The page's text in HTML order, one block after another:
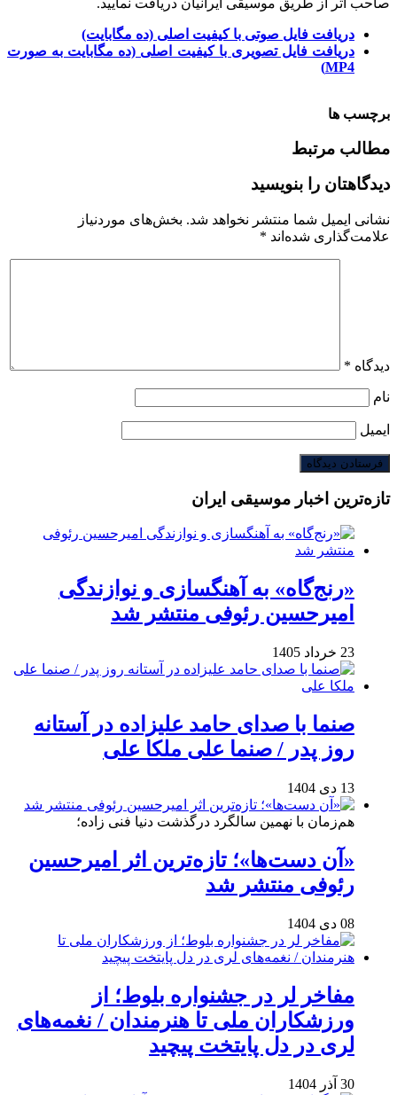
دریافت فایل صوتی با کیفیت اصلی (ده مگابایت)
دریافت فایل تصویری با کیفیت اصلی (ده مگابایت به صورت
MP4)
برچسب ها
مطالب مرتبط
دیدگاهتان را بنویسید
نشانی ایمیل شما منتشر نخواهد شد. بخش‌های موردنیاز
علامت‌گذاری شده‌اند *
دیدگاه *
نام
ایمیل
تازه‌ترین اخبار موسیقی ایران
«رنج‌گاه» به آهنگسازی و نوازندگی
امیرحسین رئوفی منتشر شد
23 خرداد 1405
صنما با صدای حامد علیزاده در آستانه
روز پدر / صنما علی ملکا علی
13 دی 1404
هم‌زمان با نهمین سالگرد درگذشت دنیا فنی زاده؛
«آن دست‌ها»؛ تازه‌ترین اثر امیرحسین
رئوفی منتشر شد
08 دی 1404
مفاخر لر در جشنواره بلوط؛ از
ورزشکاران ملی تا هنرمندان / نغمه‌های
لری در دل پایتخت پیچید
30 آذر 1404